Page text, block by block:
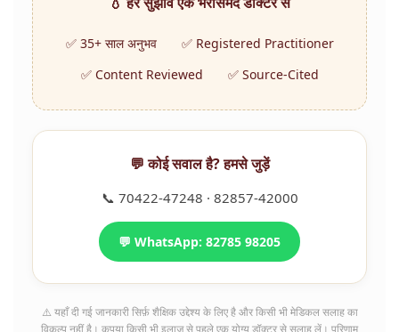
✅ 35+ साल अनुभव
✅ Registered Practitioner
✅ Content Reviewed
✅ Source-Cited
💬 कोई सवाल है? हमसे जुड़ें
📞 70422-47248 · 82857-42000
💬 WhatsApp: 82785 98205
⚠️ यहाँ दी गई जानकारी सिर्फ़ शैक्षिक उद्देश्य के लिए है और किसी भी मेडिकल सलाह का
विकल्प नहीं है। कृपया किसी भी इलाज से पहले एक योग्य डॉक्टर से सलाह लें। परिणाम